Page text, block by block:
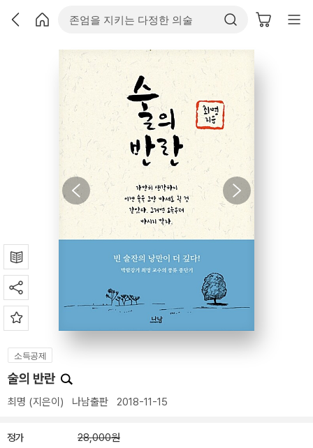
소득공제
술의 반란
최명 (지은이) 나남출판 2018-11-15
정가 28,000원